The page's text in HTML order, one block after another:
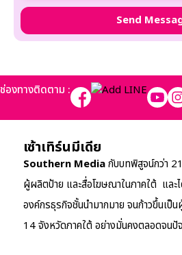
ช่องทางติดตาม :
เซ้าเทิร์นมีเดีย
Southern Mediaกับบทพิสูจน์กว่า
ผู้ผลิตป้าย และสื่อโฆษณาในภาคใต้ และไ
องค์กรธุรกิจชั้นนำมากมาย จนก้าวขึ้นเป็
14 จังหวัดภาคใต้ อย่างมั่นคงตลอดจนปั